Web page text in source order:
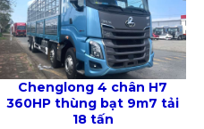
Chenglong 4 chân H7
360HP thùng bạt 9m7 tải
18 tấn